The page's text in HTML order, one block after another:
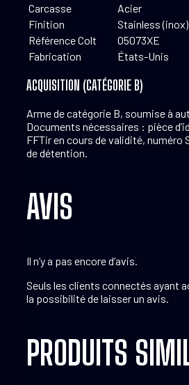
Carcasse
Acier
Finition
Stainless (inox)
Référence Colt
O5073XE
Fabrication
États-Unis
ACQUISITION (CATÉGORIE B)
Arme de catégorie B, soumise à
Documents nécessaires : pièce
FFTir en cours de validité, numéro
de détention.
AVIS
Il n’y a pas encore d’avis.
Seuls les clients connectés ayant
la possibilité de laisser un avis.
PRODUITS